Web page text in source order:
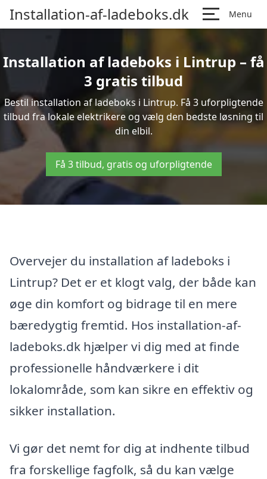
Installation-af-ladeboks.dk Menu
Installation af ladeboks i Lintrup – få
3 gratis tilbud
Bestil installation af ladeboks i Lintrup. Få 3 uforpligtende
tilbud fra lokale elektrikere og vælg den bedste løsning til
din elbil.
Få 3 tilbud, gratis og uforpligtende
Overvejer du installation af ladeboks i
Lintrup? Det er et klogt valg, der både kan
øge din komfort og bidrage til en mere
bæredygtig fremtid. Hos installation-af-
ladeboks.dk hjælper vi dig med at finde
professionelle håndværkere i dit
lokalområde, som kan sikre en effektiv og
sikker installation.
Vi gør det nemt for dig at indhente tilbud
fra forskellige fagfolk, så du kan vælge